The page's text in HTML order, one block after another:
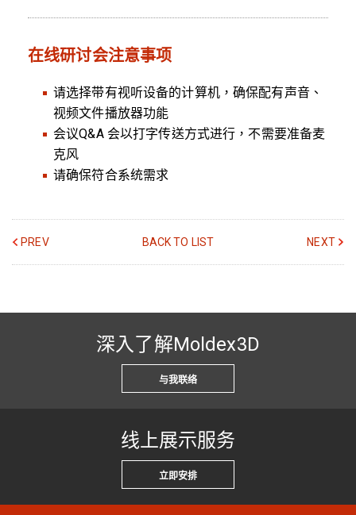
在线研讨会注意事项
请选择带有视听设备的计算机，确保配有声音、
视频文件播放器功能
会议Q&A 会以打字传送方式进行，不需要准备麦
克风
请确保符合系统需求
PREV BACK TO LIST NEXT
深入了解Moldex3D
与我联络
线上展示服务
立即安排